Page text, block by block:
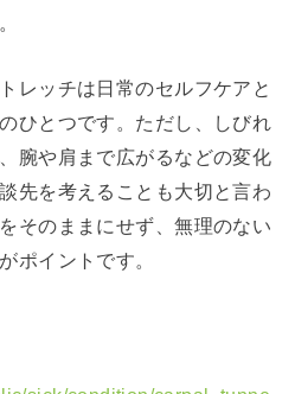
レッチは日常のセルフケアと
ひとつです。ただし、しびれ
腕や肩まで広がるなどの変化
先を考えることも大切と言わ
そのままにせず、無理のない
ポイントです。